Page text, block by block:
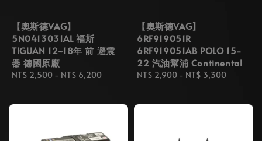
【奧斯德VAG】
5N0413031AL 福斯
TIGUAN 12~18年 前 避震
器 德國原廠
Regular
NT$ 2,500 - NT$ 6,200
【奧斯德VAG】
6RF919051R
6RF919051AB POLO 15-
22 汽油幫浦 Continental
Regular
NT$ 2,900 - NT$ 3,300